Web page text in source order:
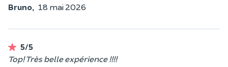
Bruno, 18 mai 2026
5/5
Top! Très belle expérience !!!!